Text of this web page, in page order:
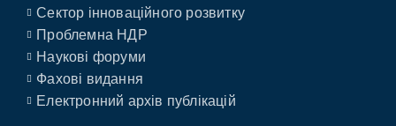
Сектор інноваційного розвитку
Проблемна НДР
Наукові форуми
Фахові видання
Електронний архів публікацій